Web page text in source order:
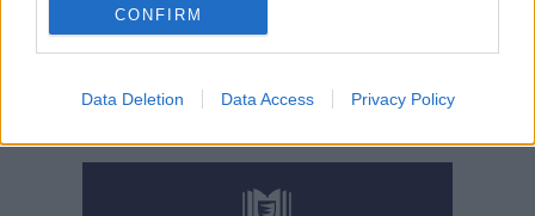
CONFIRM
Data Deletion Data Access Privacy Policy
JNSZ megyei hírek eladó hirdetés
Bejegyzés
Régebbi bejegyzések